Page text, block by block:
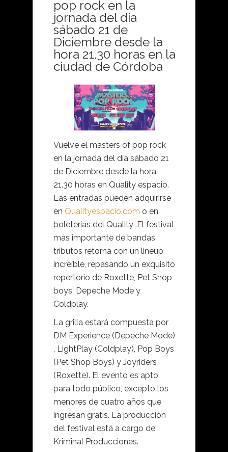
pop rock en la
jornada del día
sábado 21 de
Diciembre desde la
hora 21.30 horas en la
ciudad de Córdoba
Vuelve el masters of pop rock
en la jornada del día sábado 21
de Diciembre desde la hora
21.30 horas en Quality espacio.
Las entradas pueden adquirirse
en Qualityespacio.com o en
boleterías del Quality .El festival
más importante de bandas
tributos retorna con un lineup
increíble, repasando un exquisito
repertorio de Roxette, Pet Shop
boys, Depeche Mode y
Coldplay.
La grilla estará compuesta por
DM Experience (Depeche Mode)
, LightPlay (Coldplay), Pop Boys
(Pet Shop Boys) y Joyriders
(Roxette). El evento es apto
para todo público, excepto los
menores de cuatro años que
ingresan gratis. La producción
del festival está a cargo de
Kriminal Producciones.